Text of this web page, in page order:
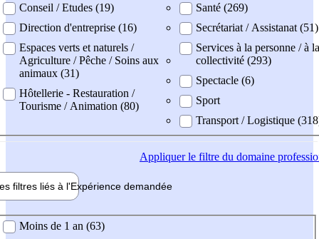
Conseil / Etudes (19)
Direction d'entreprise (16)
Espaces verts et naturels /
Agriculture / Pêche / Soins aux
animaux (31)
Hôtellerie - Restauration /
Tourisme / Animation (80)
Santé (269)
Secrétariat / Assistanat (51)
Services à la personne / à la
collectivité (293)
Spectacle (6)
Sport
Transport / Logistique
Appliquerle filtre du domaine
filtres liés à l'Expérience demandée
demandée
Moins de 1 an (63)